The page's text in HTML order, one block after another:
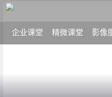
企业课堂 精微课堂 影像